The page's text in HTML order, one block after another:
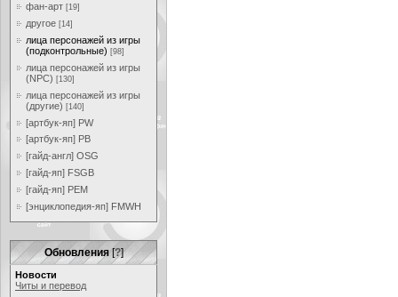
фан-арт [19]
другое [14]
лица персонажей из игры
(подконтрольные) [98]
лица персонажей из игры
(NPC) [130]
лица персонажей из игры
(другие) [140]
[артбук-яп] PW
[артбук-яп] PB
[гайд-англ] OSG
[гайд-яп] FSGB
[гайд-яп] PEM
[энциклопедия-яп] FMWH
Обновления [?]
Новости
Читы и перевод